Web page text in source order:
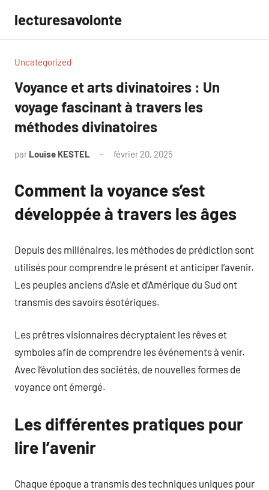
contenu
lecturesavolonte
Uncategorized
Voyance et arts divinatoires : Un
voyage fascinant à travers les
méthodes divinatoires
par Louise KESTEL février 20, 2025
Comment la voyance s’est
développée à travers les âges
Depuis des millénaires, les méthodes de prédiction sont
utilisés pour comprendre le présent et anticiper l’avenir.
Les peuples anciens d’Asie et d’Amérique du Sud ont
transmis des savoirs ésotériques.
Les prêtres visionnaires décryptaient les rêves et
symboles afin de comprendre les événements à venir.
Avec l’évolution des sociétés, de nouvelles formes de
voyance ont émergé.
Les différentes pratiques pour
lire l’avenir
Chaque époque a transmis des techniques uniques pour